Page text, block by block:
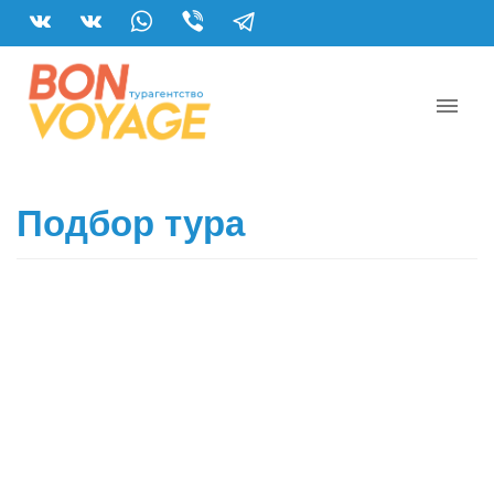
Подбор тура